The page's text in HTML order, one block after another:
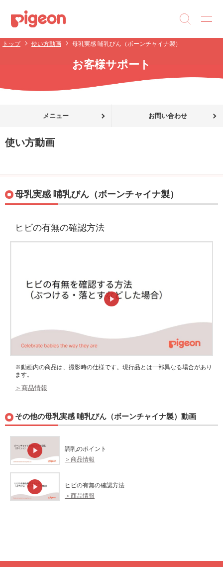
トップ 使い方動画 母乳実感 哺乳びん（ボーンチャイナ製）
お客様サポート
メニュー お問い合わせ
使い方動画
母乳実感 哺乳びん（ボーンチャイナ製）
ヒビの有無の確認方法
※動画内の商品は、撮影時の仕様です。現行品とは一部異なる場合があり
ます。
＞商品情報
その他の母乳実感 哺乳びん（ボーンチャイナ製）動画
調乳のポイント
＞商品情報
ヒビの有無の確認方法
＞商品情報